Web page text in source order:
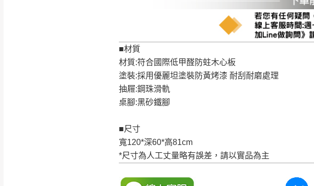
■材質
材質:符合國際低甲醛防蛀木心板
塗裝:採用優麗坦塗裝防黃烤漆 耐刮耐磨處理
抽屜:鋼珠滑軌
桌腳:黑砂鐵腳
■尺寸
寬120*深60*高81cm
*尺寸為人工丈量略有誤差，請以實品為主
。
其它注意事項
本公司除了盡最大努力完成配送外，視狀況保有
保護物流人員的工作安全，賣家無提供吊掛服
因大型傢俱有組裝、配送的問題，並非一般快
如遇自然災害、政府宣布之災害警報等不可抗
台北市、新北市地區固定每周(三)、(日
本公司部份商品無維修服務，超過7日
為因素導致商品損壞、零件短缺，則
到貨7日內為鑑賞期(注意:鑑賞期非試用
退貨運費。
如欲放置營業場所及公開場合之商品則
▪️訂單成立
▪️三日內若未接獲您的匯款或轉帳通知，商品
無回收家具服務，若需回收家具可聯絡當地